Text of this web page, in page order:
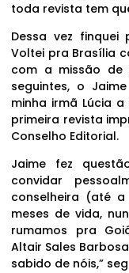
toda revista tem
Dessa vez
Voltei pra Brasília
com a missão de
seguintes, o
minha irmã Lúcia
primeira revista
Conselho Editorial.
Jaime fez
convidar
conselheira (até
meses de vida,
rumamos pra
Altair Sales
sabido de nóis,”